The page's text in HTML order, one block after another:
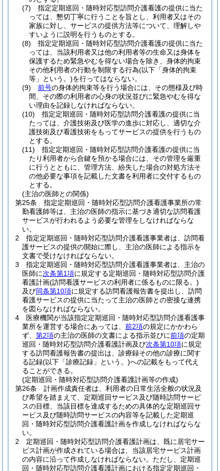
(7)
指定定期巡回・随時対応型訪問介護看護の提供に当た
っては、懇切丁寧に行うことを旨とし、利用者又はその
家族に対し、サービスの提供方法等について、理解しや
すいように説明を行うものとする。
(8)
指定定期巡回・随時対応型訪問介護看護の提供に当た
っては、当該利用者又は他の利用者等の生命又は身体を
保護するため緊急やむを得ない場合を除き、身体的拘束
その他利用者の行動を制限する行為(以下「身体的拘束
等」という。)を行ってはならない。
(9)
前号の身体的拘束等を行う場合には、その態様及び時
間、その際の利用者の心身の状況並びに緊急やむを得な
い理由を記録しなければならない。
(10)
指定定期巡回・随時対応型訪問介護看護の提供に当
たっては、介護技術及び医学の進歩に対応し、適切な介
護技術及び看護技術をもってサービスの提供を行うもの
とする。
(11)
指定定期巡回・随時対応型訪問介護看護の提供に当
たり利用者から合鍵を預かる場合には、その管理を厳重
に行うとともに、管理方法、紛失した場合の対処方法そ
の他必要な事項を記載した文書を利用者に交付するもの
とする。
(主治の医師との関係)
第25条
指定定期巡回・随時対応型訪問介護看護事業所の常
勤看護師等は、主治の医師の指示に基づき適切な訪問看護
サービスが行われるよう必要な管理をしなければならな
い。
2
指定定期巡回・随時対応型訪問介護看護事業者は、訪問看
護サービスの提供の開始に際し、主治の医師による指示を
文書で受けなければならない。
3
指定定期巡回・随時対応型訪問介護看護事業者は、主治の
医師に次条第1項に規定する定期巡回・随時対応型訪問介護
看護計画(訪問看護サービスの利用者に係るものに限る。)
及び同条第10項に規定する訪問看護報告書を提出し、訪問
看護サービスの提供に当たって主治の医師との密接な連携
を図らなければならない。
4
医療機関が当該指定定期巡回・随時対応型訪問介護看護事
業所を運営する場合にあっては、 前2項の規定にかかわら
ず、 第2項の主治の医師の文書による指示並びに前項の定期
巡回・随時対応型訪問介護看護計画及び次条第10項に規定
する訪問看護報告書の提出は、診療録その他の診療に関す
る記録(以下「診療記録」という。)への記載をもって代え
ることができる。
(定期巡回・随時対応型訪問介護看護計画等の作成)
第26条
計画作成責任者は、利用者の日常生活全般の状況及
び希望を踏まえて、定期巡回サービス及び随時訪問サービ
スの目標、当該目標を達成するための具体的な定期巡回サ
ービス及び随時訪問サービスの内容等を記載した定期巡
回・随時対応型訪問介護看護計画を作成しなければならな
い。
2
定期巡回・随時対応型訪問介護看護計画は、既に居宅サー
ビス計画が作成されている場合は、当該居宅サービス計画
の内容に沿って作成しなければならない。 ただし、定期巡
回・随時対応型訪問介護看護計画における指定定期巡回・